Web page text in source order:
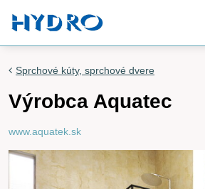
Sprchové kúty, sprchové dvere
Výrobca Aquatec
www.aquatek.sk